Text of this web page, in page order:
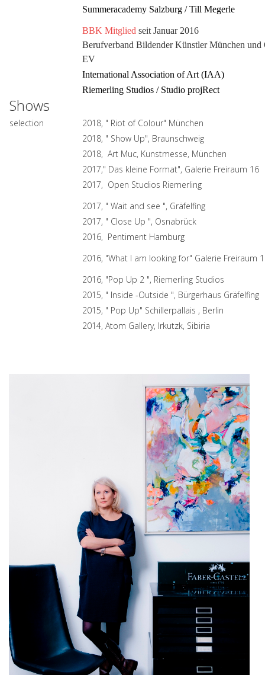
Summeracademy Salzburg / Till Megerle
BBK Mitglied seit Januar 2016
Berufverband Bildender Künstler München und
EV
International Association of Art (IAA)
Riemerling Studios / Studio projRect
Shows
selection
2018, " Riot of Colour" München
2018, " Show Up", Braunschweig
2018, Art Muc, Kunstmesse, München
2017," Das kleine Format", Galerie Freiraum 16
2017, Open Studios Riemerling
2017, " Wait and see ", Gräfelfing
2017, " Close Up ", Osnabrück
2016, Pentiment Hamburg
2016, "What I am looking for" Galerie Freiraum
2016, "Pop Up 2 ", Riemerling Studios
2015, " Inside -Outside ", Bürgerhaus Gräfelfing
2015, " Pop Up" Schillerpallais , Berlin
2014, Atom Gallery, Irkutzk, Sibiria